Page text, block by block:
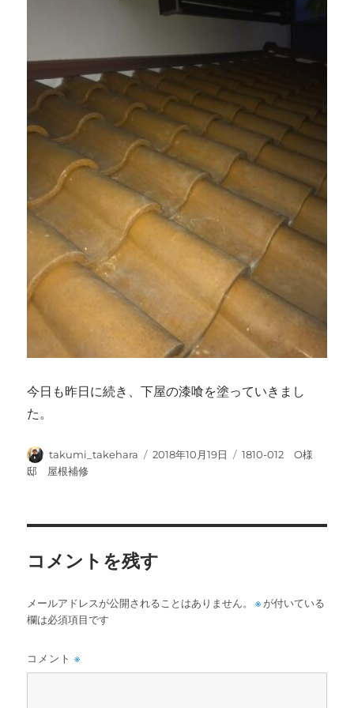
今日も昨日に続き、下屋の漆喰を塗っていきまし
た。
投
稿
takumi_takehara
投
2018年10月19日
カ
1810-012 O様
邸 屋根補修
コメントを残す
メールアドレスが公開されることはありません。 ※ が付いている
欄は必須項目です
コメント※